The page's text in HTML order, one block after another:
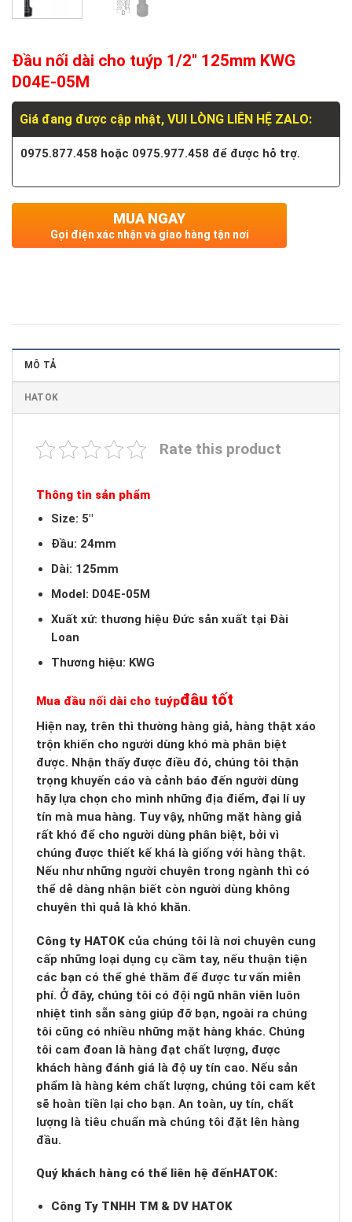
Đầu nối dài cho tuýp 1/2″ 125mm KWG
D04E-05M
Giá đang được cập nhật, VUI LÒNG LIÊN HỆ ZALO:
0975.877.458 hoặc 0975.977.458 để được hỗ trợ.
MUA NGAY
Gọi điện xác nhận và giao hàng tận nơi
MÔ TẢ
HATOK
Rate this product
Thông tin sản phẩm
Size: 5″
Đầu: 24mm
Dài: 125mm
Model: D04E-05M
Xuất xứ: thương hiệu Đức sản xuất tại Đài
Loan
Thương hiệu: KWG
Mua đầu nối dài cho tuýpđâu tốt
Hiện nay, trên thì thường hàng giả, hàng thật xáo
trộn khiến cho người dùng khó mà phân biệt
được. Nhận thấy được điều đó, chúng tôi thận
trọng khuyến cáo và cảnh báo đến người dùng
hãy lựa chọn cho mình những địa điểm, đại lí uy
tín mà mua hàng. Tuy vậy, những mặt hàng giả
rất khó để cho người dùng phân biệt, bởi vì
chúng được thiết kế khá là giống với hàng thật.
Nếu như những người chuyên trong ngành thì có
thể dễ dàng nhận biết còn người dùng không
chuyên thì quả là khó khăn.
Công ty HATOK của chúng tôi là nơi chuyên cung
cấp những loại dụng cụ cầm tay, nếu thuận tiện
các bạn có thể ghé thăm để được tư vấn miễn
phí. Ở đây, chúng tôi có đội ngũ nhân viên luôn
nhiệt tình sẵn sàng giúp đỡ bạn, ngoài ra chúng
tôi cũng có nhiều những mặt hàng khác. Chúng
tôi cam đoan là hàng đạt chất lượng, được
khách hàng đánh giá là độ uy tín cao. Nếu sản
phẩm là hàng kém chất lượng, chúng tôi cam kết
sẽ hoàn tiền lại cho bạn. An toàn, uy tín, chất
lượng là tiêu chuẩn mà chúng tôi đặt lên hàng
đầu.
Quý khách hàng có thể liên hệ đếnHATOK:
Công Ty TNHH TM & DV HATOK